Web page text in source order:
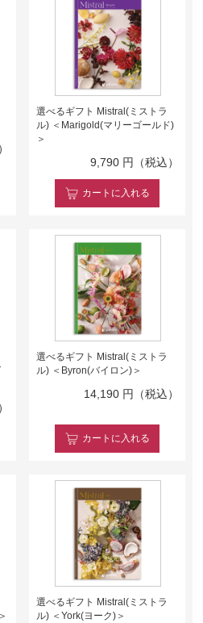
選べるギフト Mistral(ミストラ
ル) ＜Marigold(マリーゴールド)
＞
9,790 円（税込）
カート に入れる
選べるギフト Mistral(ミストラ
ル) ＜Byron(バイロン)＞
14,190 円（税込）
カート に入れる
選べるギフト Mistral(ミストラ
ル) ＜York(ヨーク)＞